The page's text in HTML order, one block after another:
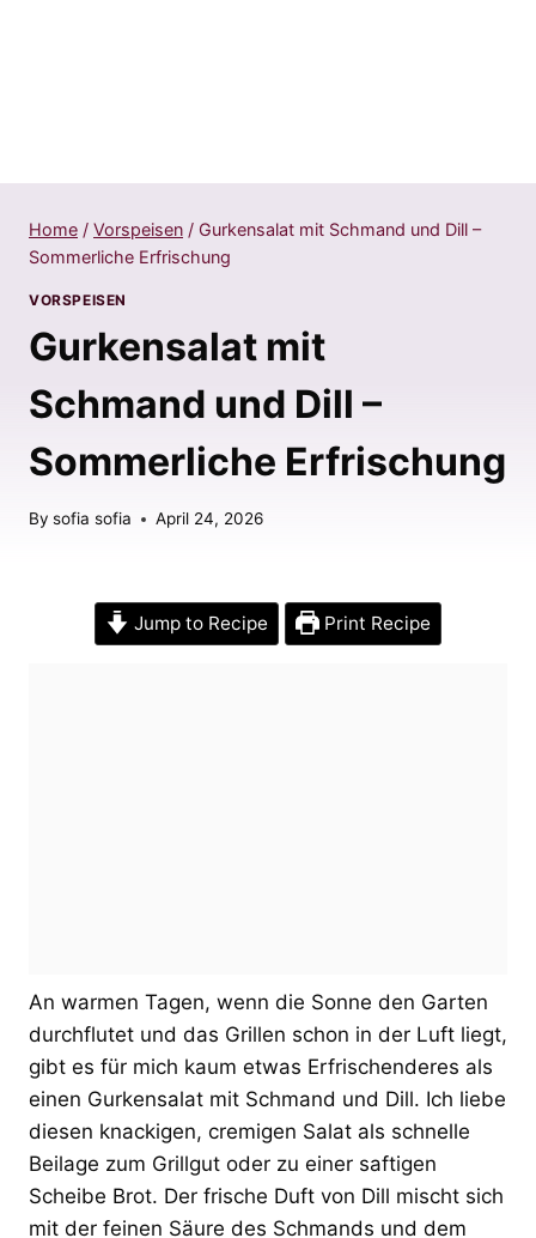
Home / Vorspeisen / Gurkensalat mit Schmand und Dill –
Sommerliche Erfrischung
VORSPEISEN
Gurkensalat mit
Schmand und Dill –
Sommerliche Erfrischung
By sofia sofia April 24, 2026
Jump to Recipe Print Recipe
An warmen Tagen, wenn die Sonne den Garten
durchflutet und das Grillen schon in der Luft liegt,
gibt es für mich kaum etwas Erfrischenderes als
einen Gurkensalat mit Schmand und Dill. Ich liebe
diesen knackigen, cremigen Salat als schnelle
Beilage zum Grillgut oder zu einer saftigen
Scheibe Brot. Der frische Duft von Dill mischt sich
mit der feinen Säure des Schmands und dem